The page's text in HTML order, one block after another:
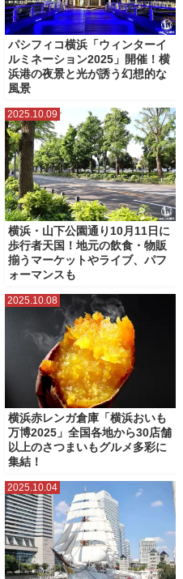
パシフィコ横浜「ウィンターイ
ルミネーション2025」開催！横
浜港の夜景と光が誘う幻想的な
風景
2025.10.09
横浜・山下公園通り10月11日に
歩行者天国！地元の飲食・物販
揃うマーケットやライブ、パフ
ォーマンスも
2025.10.08
横浜赤レンガ倉庫「横浜おいも
万博2025」全国各地から30店舗
以上のさつまいもグルメ多彩に
集結！
2025.10.04